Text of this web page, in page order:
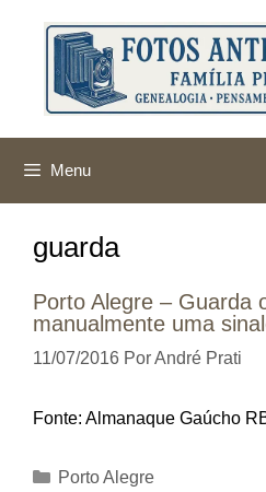
conteúdo
Menu
guarda
Porto Alegre – Guarda
manualmente uma
11/07/2016 PorAndré Prati
Fonte: Almanaque Gaúcho
Categorias
Porto Alegre